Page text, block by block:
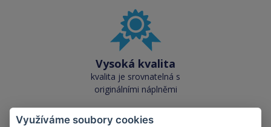
Vysoká kvalita
kvalita je srovnatelná s
originálními náplněmi
Využíváme soubory cookies